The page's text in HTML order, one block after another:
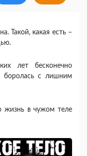
Такой, какая есть –
лет бесконечно
боролась с лишним
жизнь в чужом теле